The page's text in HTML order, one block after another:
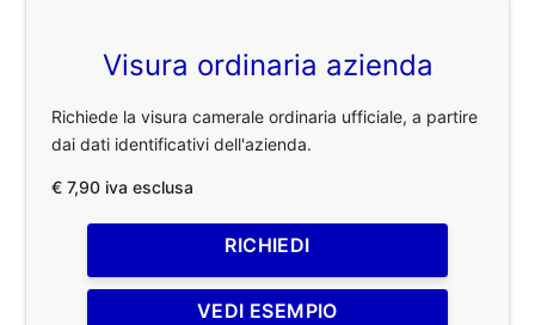
Visura ordinaria azienda
Richiede la visura camerale ordinaria ufficiale, a partire
dai dati identificativi dell'azienda.
€ 7,90 iva esclusa
RICHIEDI
VEDI ESEMPIO